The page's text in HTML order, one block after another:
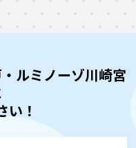
ルミノーゾ川崎宮
い！